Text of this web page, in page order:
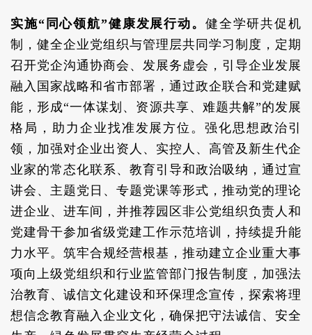
实施“同心领航”健康发展行动。 健全学研共促机
制，健全企业党组织与管理层共同学习制度，定期
召开党企沟通协商会、发展务虚会，引导企业发展
融入国家战略和省市部署，通过政企联合和党建赋
能，形成“一体谋划、资源共享、难题共解”的发展
格局，助力企业找准发展方位。强化思想政治引
领，加强对企业出资人、实控人、高管及新生代企
业家的常态化联系、教育引导和政治吸纳，通过宣
讲会、主题党日、专题党课等形式，推动党的理论
进企业、进车间，并推荐园区非公党组织负责人和
党建骨干参加省级党建工作示范培训，持续提升能
力水平。筑牢合规经营根基，推动建立企业重大事
项向上级党组织和行业监管部门报告制度，加强法
治教育、诚信文化建设和环保理念宣传，探索将理
想信念教育融入企业文化，确保把守法诚信、安全